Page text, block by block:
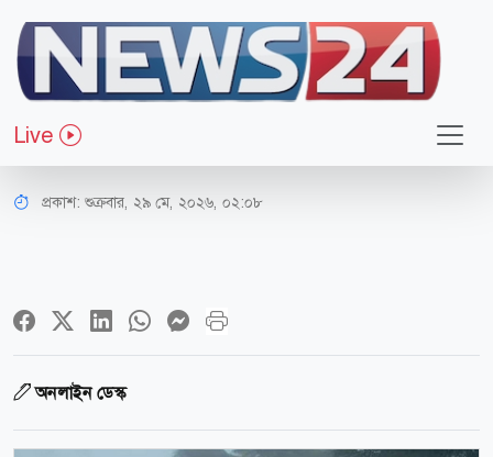
Live
জাতীয়
সকাল ৯টার মধ্যে যেসব জেলায় ৬০ কিমি
বেগে ঝড়ের আভাস
প্রকাশ: শুক্রবার, ২৯ মে, ২০২৬, ০২:০৮
অনলাইন ডেস্ক